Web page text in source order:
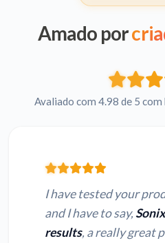
Amado por
Avaliado com 4.98 de 5
I have tested your
and I have to say,
results, a really great